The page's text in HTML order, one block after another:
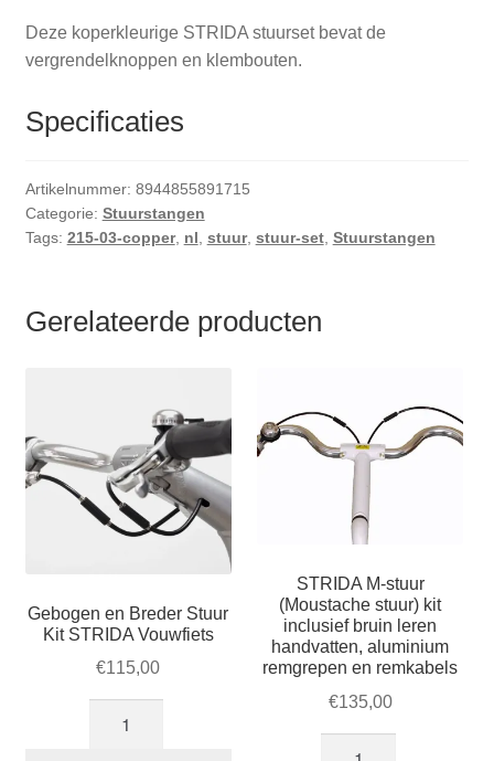
Deze koperkleurige STRIDA stuurset bevat de
vergrendelknoppen en klembouten.
Specificaties
Artikelnummer: 8944855891715
Categorie: Stuurstangen
Tags: 215-03-copper, nl stuur, stuur-set, Stuurstangen
Gerelateerde producten
Gebogen en Breder Stuur
Kit STRIDA Vouwfiets
€115,00
STRIDA M-stuur
(Moustache stuur) kit
inclusief bruin leren
handvatten, aluminium
remgrepen en remkabels
€135,00